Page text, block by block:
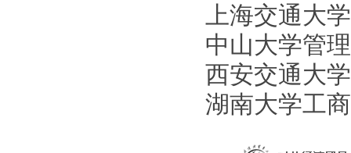
上海交通大学安泰
中山大学管理
西安交通大学管
湖南大学工商管